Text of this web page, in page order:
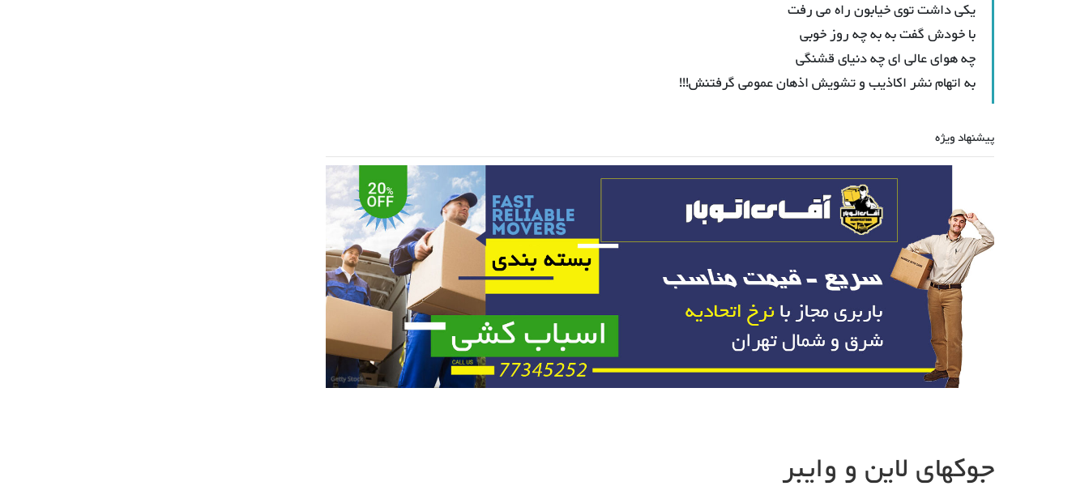
یکی داشت توی خیابون راه می رفت
با خودش گفت به به چه روز خوبی
چه هوای عالی ای چه دنیای قشنگی
به اتهام نشر اکاذیب و تشویش اذهان عمومی گرفتنش!!!
پیشنهاد ویژه
جوکهای لاین و وایبر